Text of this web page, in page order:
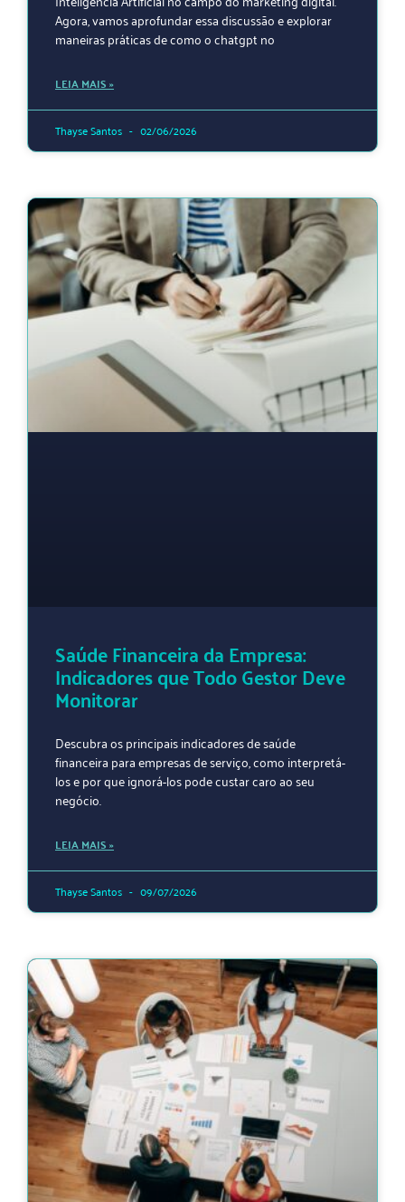
Agora, vamos aprofundar essa discussão e explorar
maneiras práticas de como o chatgpt no
LEIA MAIS »
Thayse Santos 02/06/2026
Saúde Financeira da Empresa:
Indicadores que Todo Gestor Deve
Monitorar
Descubra os principais indicadores de saúde
financeira para empresas de serviço, como interpretá-
los e por que ignorá-los pode custar caro ao seu
negócio.
LEIA MAIS »
Thayse Santos 09/07/2026